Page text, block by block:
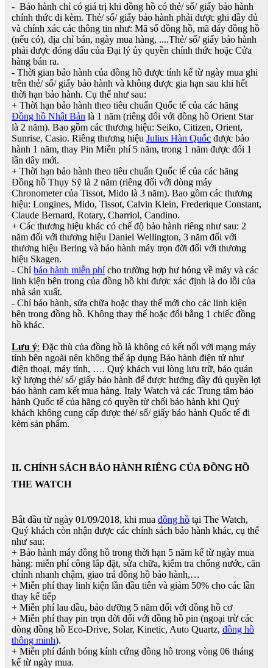
- Bảo hành chỉ có giá trị khi đồng hồ có thẻ/ sổ/ giấy bảo hành
chính thức đi kèm. Thẻ/ sổ/ giấy bảo hành phải được ghi đầy đủ
và chính xác các thông tin như: Mã số đồng hồ, mã đáy đồng hồ
(nếu có), địa chỉ bán, ngày mua hàng, ....Thẻ/ sổ/ giấy bảo hành
phải được đóng dấu của Đại lý ủy quyền chính thức hoặc Cửa
hàng bán ra.
- Thời gian bảo hành của đồng hồ được tính kể từ ngày mua ghi
trên thẻ/ sổ/ giấy bảo hành và không được gia hạn sau khi hết
thời hạn bảo hành. Cụ thể như sau:
+ Thời hạn bảo hành theo tiêu chuẩn Quốc tế của các hãng
Đồng hồ Nhật Bản là 1 năm (riêng đối với đồng hồ Orient Star
là 2 năm). Bao gồm các thương hiệu: Seiko, Citizen, Orient,
Sunrise, Casio. Riêng thương hiệu Julius Hàn Quốc được bảo
hành 1 năm, thay Pin Miễn phí 5 năm, trong 1 năm được đổi 1
lần dây mới.
+ Thời hạn bảo hành theo tiêu chuẩn Quốc tế của các hãng
Đồng hồ Thụy Sỹ là 2 năm (riêng đối với dòng máy
Chronometer của Tissot, Mido là 3 năm). Bao gồm các thương
hiệu: Longines, Mido, Tissot, Calvin Klein, Frederique Constant,
Claude Bernard, Rotary, Charriol, Candino.
+ Các thương hiệu khác có chế độ bảo hành riêng như sau: 2
năm đối với thương hiệu Daniel Wellington, 3 năm đối với
thương hiệu Bering và bảo hành máy trọn đời đối với thương
hiệu Skagen.
- Chỉ bảo hành miễn phícho trường hợp hư hỏng về máy và các
linh kiện bên trong của đồng hồ khi được xác định là do lỗi của
nhà sản xuất.
- Chỉ bảo hành, sửa chữa hoặc thay thế mới cho các linh kiện
bên trong đồng hồ. Không thay thế hoặc đổi bằng 1 chiếc đồng
hồ khác.
Lưu ý: Đặc thù của đồng hồ là không có kết nối với mạng máy
tính bên ngoài nên không thể áp dụng Bảo hành điện tử như
điện thoại, máy tính, …. Quý khách vui lòng lưu trữ, bảo quản
kỹ lượng thẻ/ sổ/ giấy bảo hành để được hưởng đầy đủ quyền lợi
bảo hành cam kết mua hàng. Italy Watch và các Trung tâm bảo
hành Quốc tế của hãng có quyền từ chối bảo hành khi Quý
khách không cung cấp được thẻ/ sổ/ giấy bảo hành Quốc tế đi
kèm sản phẩm.
II. CHÍNH SÁCH BẢO HÀNH RIÊNG CỦA ĐỒNG HỒ
THE WATCH
Bắt đầu từ ngày 01/09/2018, khi mua đồng hồ tại The Watch,
Quý khách còn nhận được các chính sách bảo hành khác, cụ thể
như sau:
+ Bảo hành máy đồng hồ trong thời hạn 5 năm kể từ ngày mua
hàng: miễn phí công lắp đặt, sửa chữa, kiểm tra chống nước, căn
chỉnh nhanh chậm, giao trả đồng hồ bảo hành,…
+ Miễn phí thay linh kiện lần đầu tiên và giảm 50% cho các lần
thay kế tiếp
+ Miễn phí lau dầu, bảo dưỡng 5 năm đối với đồng hồ cơ
+ Miễn phí thay pin trọn đời đối với đồng hồ pin (ngoại trừ các
dòng đồng hồ Eco-Drive, Solar, Kinetic, Auto Quartz, đồng hồ
thông minh).
+ Miễn phí đánh bóng kính cứng đồng hồ trong vòng 06 tháng
kể từ ngày mua.